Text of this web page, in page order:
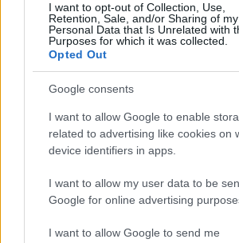
I want to opt-out of Collection, Use,
Retention, Sale, and/or Sharing of my
Personal Data that Is Unrelated with
Purposes for which it was collected.
Opted Out
Google consents
I want to allow Google to enable
related to advertising like cookies on
device identifiers in apps.
I want to allow my user data to be
Google for online advertising
I want to allow Google to send me
Michelle Hunziker in Gallura,
vivo: un amico vip svela come fa
Calangianus, dopo le
accoglienza minori chiude
Olbia, divieto di sosta contro
esplode la protesta